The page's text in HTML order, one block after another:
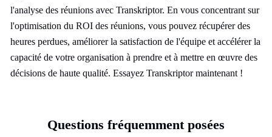
l'analyse des réunions avec Transkriptor. En vous concentrant sur
l'optimisation du ROI des réunions, vous pouvez récupérer des
heures perdues, améliorer la satisfaction de l'équipe et accélérer la
capacité de votre organisation à prendre et à mettre en œuvre des
décisions de haute qualité. Essayez Transkriptor maintenant !
Questions fréquemment posées